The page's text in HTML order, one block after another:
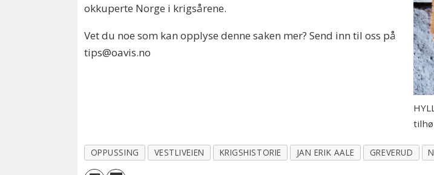
okkuperte Norge i krigsårene.
Vet du noe som kan opplyse denne saken mer? Send inn til oss på
tips@oavis.no
OPPUSSING VESTLIVEIEN KRIGSHISTORIE JAN ERIK AALE GREVERUD